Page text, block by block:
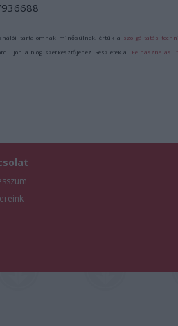
tartalomnak minősülnek, értük a szolgáltatás
a blog szerkesztőjéhez. Részletek a Felhasználási